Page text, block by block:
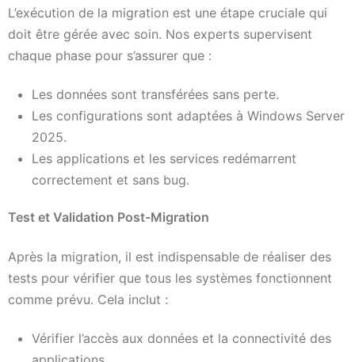
L’exécution de la migration est une étape cruciale qui
doit être gérée avec soin. Nos experts supervisent
chaque phase pour s’assurer que :
Les données sont transférées sans perte.
Les configurations sont adaptées à Windows Server
2025.
Les applications et les services redémarrent
correctement et sans bug.
Test et Validation Post-Migration
Après la migration, il est indispensable de réaliser des
tests pour vérifier que tous les systèmes fonctionnent
comme prévu. Cela inclut :
Vérifier l’accès aux données et la connectivité des